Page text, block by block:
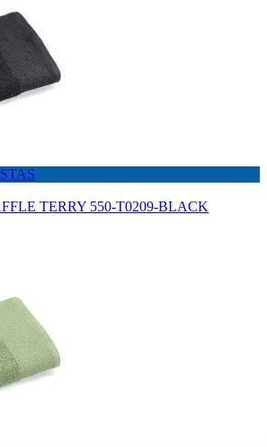
TERRY 550-T0209-BLACK